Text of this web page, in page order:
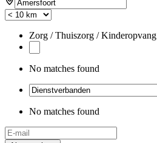
Zorg / Thuiszorg / Kinderopvang
No matches found
No matches found